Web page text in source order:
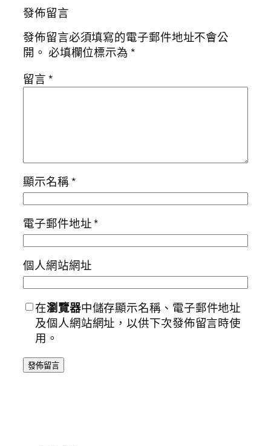
發佈留言
發佈留言必須填寫的電子郵件地址不會公
開。 必填欄位標示為*
留言*
顯示名稱*
電子郵件地址*
個人網站網址
在瀏覽器中儲存顯示名稱、電子郵件地址
及個人網站網址，以供下次發佈留言時使
用。